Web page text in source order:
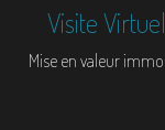
Visite
Mise en valeur